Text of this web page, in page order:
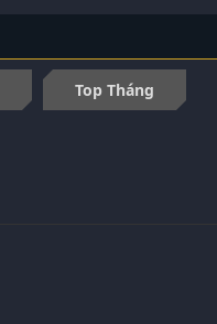
Top Tháng